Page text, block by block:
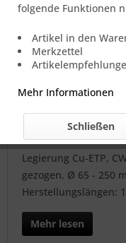
Legierung Cu-ETP,
gezogen, Ø 65 - 250
Herstellungslängen:
Mehr lesen
folgende Funktionen
Artikel in den
Merkzettel
Mehr Informationen
Schließen